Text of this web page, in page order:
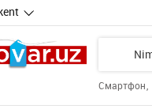
Смартфон